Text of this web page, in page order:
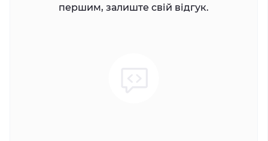
першим, залиште свій відгук.